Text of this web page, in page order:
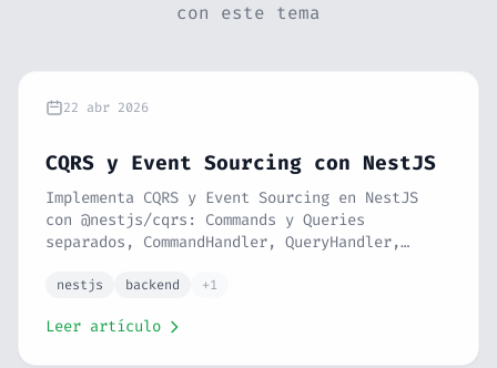
con este tema
22 abr 2026
CQRS y Event Sourcing con NestJS
Implementa CQRS y Event Sourcing en NestJS
con @nestjs/cqrs: Commands y Queries
separados, CommandHandler, QueryHandler,
Event Store tipado, proyecciones de lectura,
escala enterprise. Serie NestJS #24.
nestjs backend +1
Leer artículo